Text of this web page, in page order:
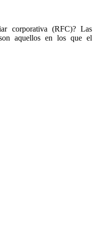
corporativa (RFC)? Las
aquellos en los que el